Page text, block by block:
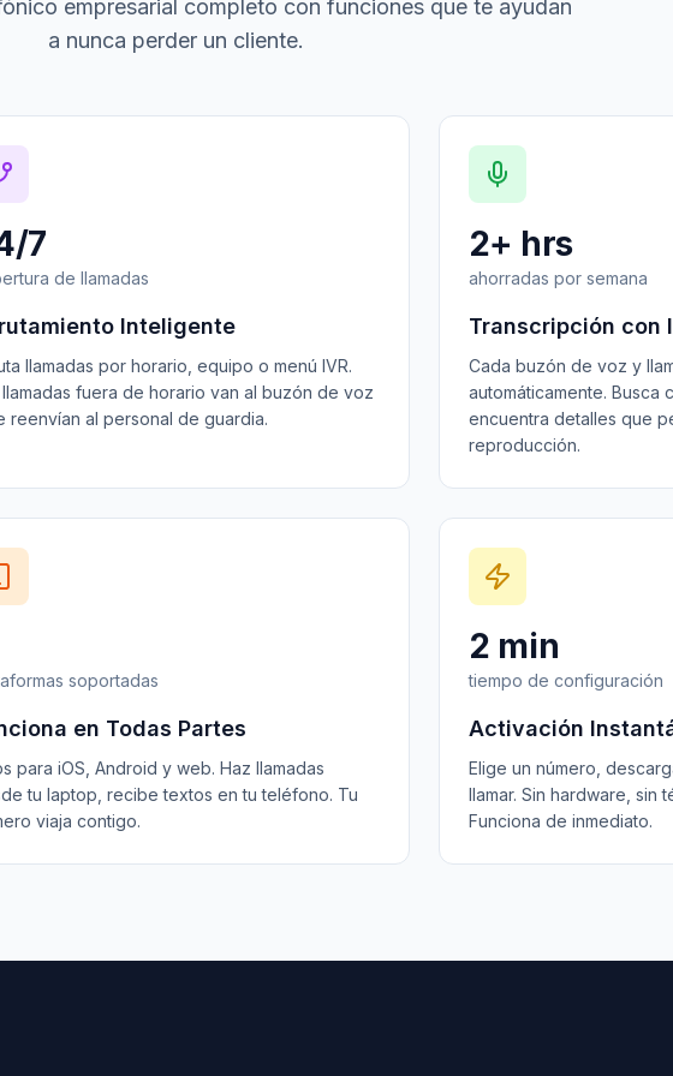
empresarial completo con funciones que te ayudan
a nunca perder un cliente.
7
de llamadas
Inteligente
llamadas por horario, equipo o menú IVR.
llamadas fuera de horario van al buzón de voz
reenvían al personal de guardia.
2+ hrs
ahorradas por semana
Transcripción con
Cada buzón de voz y
automáticamente. Busca
encuentra detalles que
reproducción.
soportadas
en Todas Partes
para iOS, Android y web. Haz llamadas
tu laptop, recibe textos en tu teléfono. Tu
viaja contigo.
2 min
tiempo de configuración
Activación
Elige un número,
llamar. Sin hardware, sin
Funciona de inmediato.